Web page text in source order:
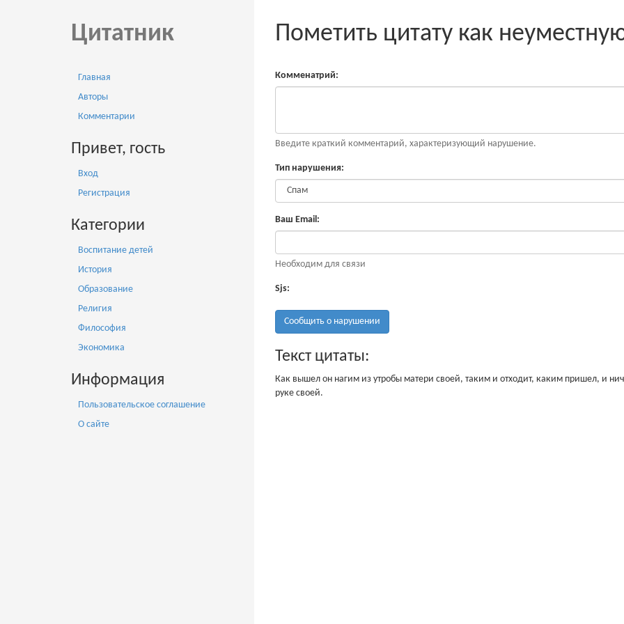
Цитатник
Главная
Авторы
Комментарии
Привет, гость
Вход
Регистрация
Категории
Воспитание детей
История
Образование
Религия
Философия
Экономика
Информация
Пользовательское соглашение
О сайте
Пометить цитату как
Комменатрий:
Введите краткий комментарий, характеризующий нарушение.
Тип нарушения:
Ваш Email:
Необходим для связи
Sjs:
Сообщить о нарушении
Текст цитаты:
Как вышел он нагим из утробы матери своей, таким и отходит, каким пришел, и
руке своей.